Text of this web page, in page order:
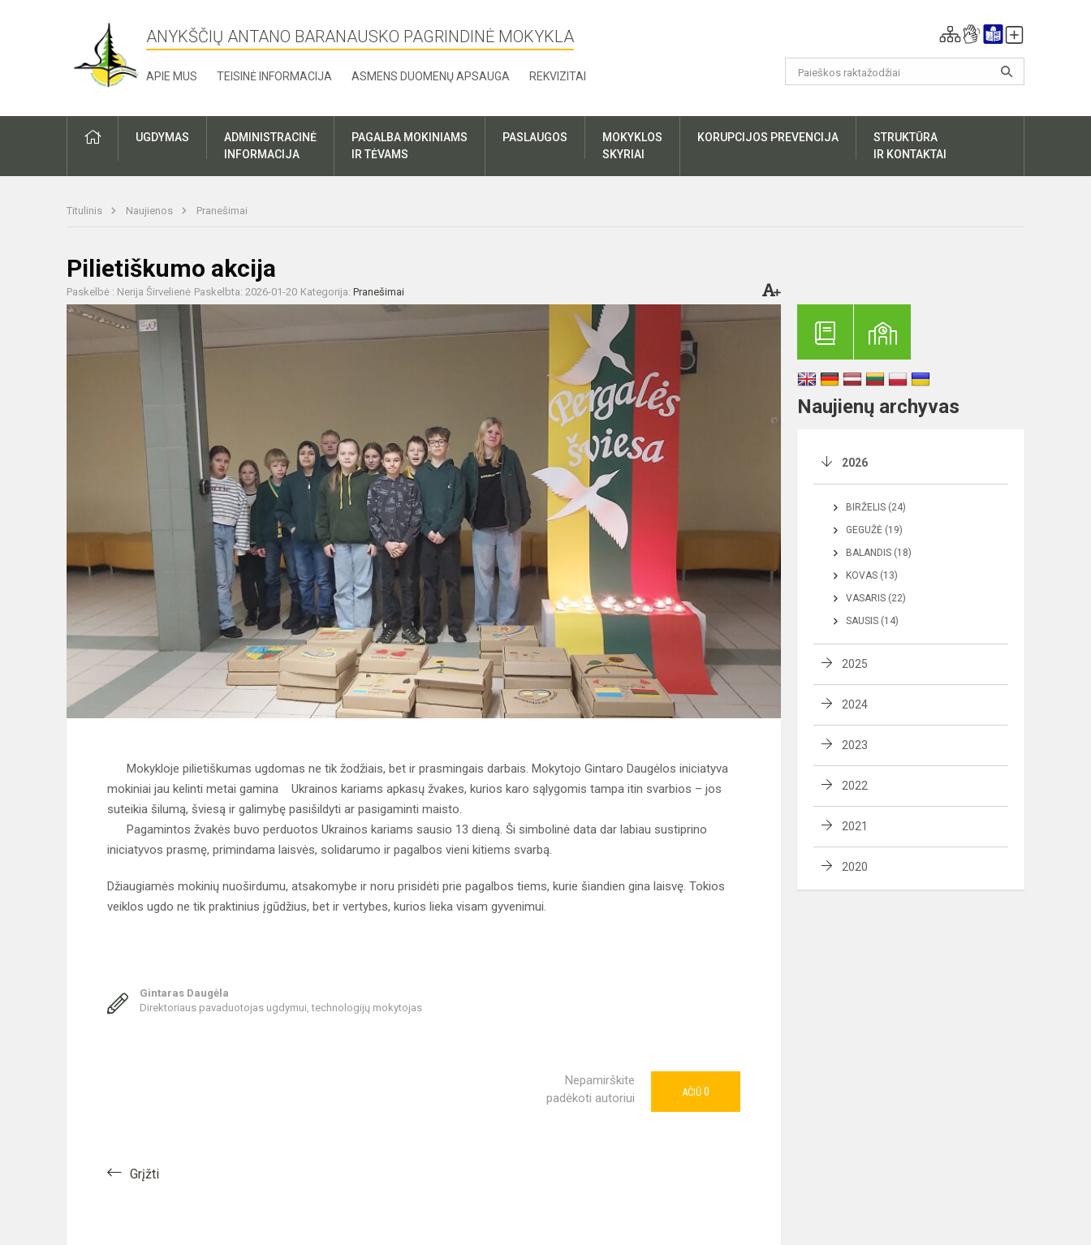
ANYKŠČIŲ ANTANO BARANAUSKO PAGRINDINĖ MOKYKLA
APIE MUS TEISINĖ INFORMACIJA ASMENS DUOMENŲ APSAUGA REKVIZITAI
UGDYMAS
ADMINISTRACINĖ
INFORMACIJA
PAGALBA MOKINIAMS
IR TĖVAMS
PASLAUGOS
MOKYKLOS
SKYRIAI
KORUPCIJOS PREVENCIJA
STRUKTŪRA
IR KONTAKTAI
Titulinis Naujienos Pranešimai
Pilietiškumo akcija
Paskelbė : Nerija Širvelienė Paskelbta: 2026-01-20 Kategorija: Pranešimai
Mokykloje pilietiškumas ugdomas ne tik žodžiais, bet ir prasmingais darbais. Mokytojo Gintaro Daugėlos iniciatyva
mokiniai jau kelinti metai gamina Ukrainos kariams apkasų žvakes, kurios karo sąlygomis tampa itin svarbios – jos
suteikia šilumą, šviesą ir galimybę pasišildyti ar pasigaminti maisto.
Pagamintos žvakės buvo perduotos Ukrainos kariams sausio 13 dieną. Ši simbolinė data dar labiau sustiprino
iniciatyvos prasmę, primindama laisvės, solidarumo ir pagalbos vieni kitiems svarbą.
Džiaugiamės mokinių nuoširdumu, atsakomybe ir noru prisidėti prie pagalbos tiems, kurie šiandien gina laisvę. Tokios
veiklos ugdo ne tik praktinius įgūdžius, bet ir vertybes, kurios lieka visam gyvenimui.
Gintaras Daugėla
Direktoriaus pavaduotojas ugdymui, technologijų mokytojas
Nepamirškite
padėkoti autoriui
AČIŪ 0
Grįžti
Naujienų archyvas
2026
BIRŽELIS (24)
GEGUŽĖ (19)
BALANDIS (18)
KOVAS (13)
VASARIS (22)
SAUSIS (14)
2025
2024
2023
2022
2021
2020